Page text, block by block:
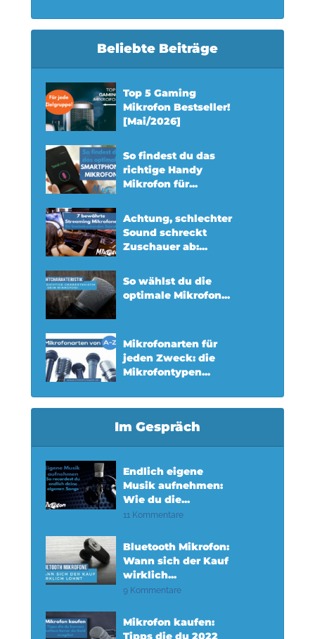
Beliebte Beiträge
Top 5 Gaming
Mikrofon Bestseller!
[Mai/2026]
So findest du das
richtige Handy
Mikrofon für...
Achtung, schlechter
Sound schreckt
Zuschauer ab:...
So wählst du die
optimale Mikrofon...
Mikrofonarten für
jeden Zweck: die
Mikrofontypen...
Im Gespräch
Endlich eigene
Musik aufnehmen:
Wie du die...
11 Kommentare
Bluetooth Mikrofon:
Wann sich der Kauf
wirklich...
9 Kommentare
Mikrofon kaufen:
Tipps die du 2022